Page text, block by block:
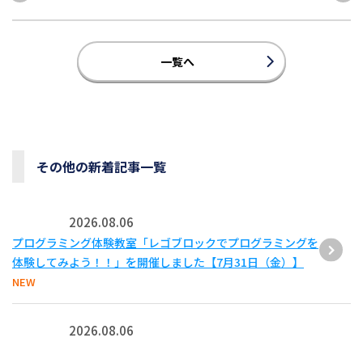
一覧へ
その他の新着記事一覧
2026.08.06
プログラミング体験教室「レゴブロックでプログラミングを
体験してみよう！！」を開催しました【7月31日（金）】
NEW
2026.08.06